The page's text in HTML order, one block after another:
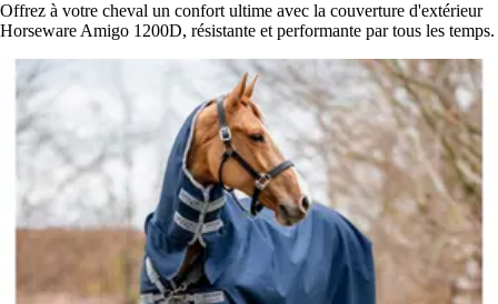
Offrez à votre cheval un confort ultime avec la couverture d'extérieur
Horseware Amigo 1200D, résistante et performante par tous les temps.